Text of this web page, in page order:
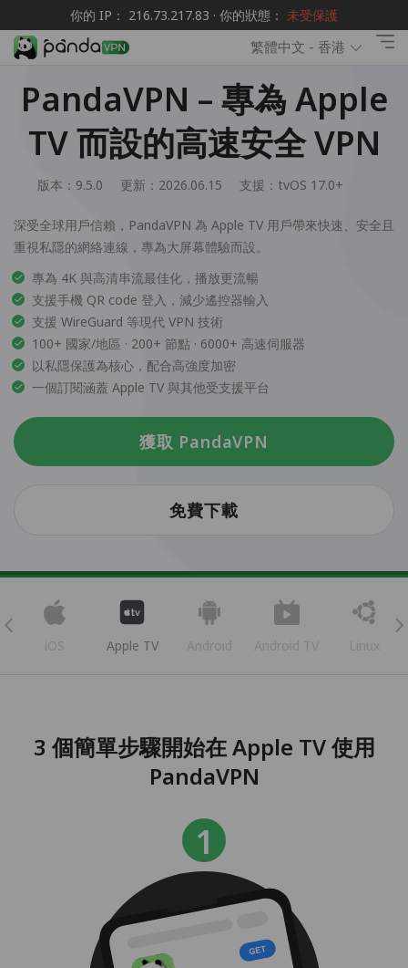
你的 IP： 216.73.217.83 · 你的狀態： 未受保護
繁體中文 - 香港
PandaVPN – 專為 Apple
TV 而設的高速安全 VPN
版本：9.5.0 更新：2026.06.15 支援： tvOS 17.0+
深受全球用戶信賴，PandaVPN 為 Apple TV 用戶帶來快速、安全且
重視私隱的網絡連線，專為大屏幕體驗而設。
專為 4K 與高清串流最佳化，播放更流暢
支援手機 QR code 登入，減少遙控器輸入
支援 WireGuard 等現代 VPN 技術
100+ 國家/地區 · 200+ 節點 · 6000+ 高速伺服器
以私隱保護為核心，配合高強度加密
一個訂閱涵蓋 Apple TV 與其他受支援平台
獲取 PandaVPN
免費下載
iOS Apple TV Android Android TV Linux
3 個簡單步驟開始在 Apple TV 使用
PandaVPN